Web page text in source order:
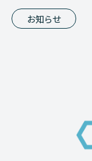
お知らせ